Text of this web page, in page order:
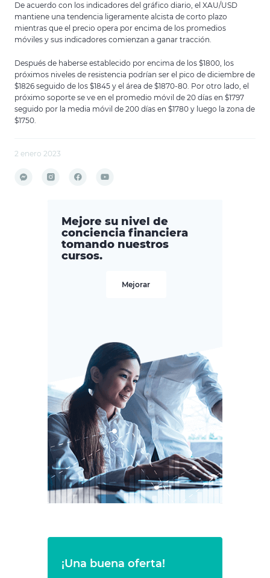
De acuerdo con los indicadores del gráfico diario, el XAU/USD
mantiene una tendencia ligeramente alcista de corto plazo
mientras que el precio opera por encima de los promedios
móviles y sus indicadores comienzan a ganar tracción.
Después de haberse establecido por encima de los $1800, los
próximos niveles de resistencia podrían ser el pico de diciembre de
$1826 seguido de los $1845 y el área de $1870-80. Por otro lado, el
próximo soporte se ve en el promedio móvil de 20 días en $1797
seguido por la media móvil de 200 días en $1780 y luego la zona de
$1750.
2 enero 2023
Mejore su nivel de
conciencia financiera
tomando nuestros
cursos.
Mejorar
¡Una buena oferta!